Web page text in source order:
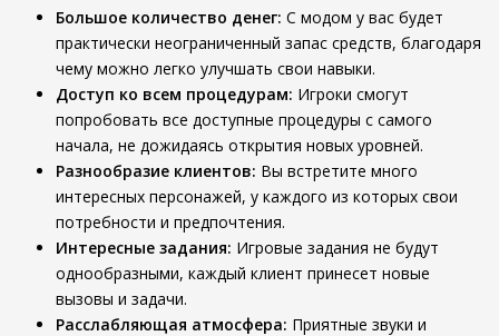
Большое количество денег: С модом у вас будет
практически неограниченный запас средств, благодаря
чему можно легко улучшать свои навыки.
Доступ ко всем процедурам: Игроки смогут
попробовать все доступные процедуры с самого
начала, не дожидаясь открытия новых уровней.
Разнообразие клиентов: Вы встретите много
интересных персонажей, у каждого из которых свои
потребности и предпочтения.
Интересные задания: Игровые задания не будут
однообразными, каждый клиент принесет новые
вызовы и задачи.
Расслабляющая атмосфера: Приятные звуки и